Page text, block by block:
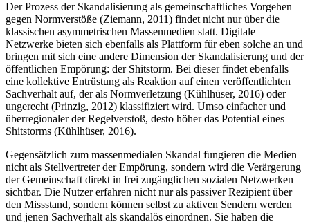
Der Prozess der Skandalisierung als gemeinschaftliches Vorgehen
gegen Normverstöße (Ziemann, 2011) findet nicht nur über die
klassischen asymmetrischen Massenmedien statt. Digitale
Netzwerke bieten sich ebenfalls als Plattform für eben solche an und
bringen mit sich eine andere Dimension der Skandalisierung und der
öffentlichen Empörung: der Shitstorm. Bei dieser findet ebenfalls
eine kollektive Entrüstung als Reaktion auf einen veröffentlichten
Sachverhalt auf, der als Normverletzung (Kühlhüser, 2016) oder
ungerecht (Prinzig, 2012) klassifiziert wird. Umso einfacher und
überregionaler der Regelverstoß, desto höher das Potential eines
Shitstorms (Kühlhüser, 2016).
Gegensätzlich zum massenmedialen Skandal fungieren die Medien
nicht als Stellvertreter der Empörung, sondern wird die Verärgerung
der Gemeinschaft direkt in frei zugänglichen sozialen Netzwerken
sichtbar. Die Nutzer erfahren nicht nur als passiver Rezipient über
den Missstand, sondern können selbst zu aktiven Sendern werden
und jenen Sachverhalt als skandalös einordnen. Sie haben die